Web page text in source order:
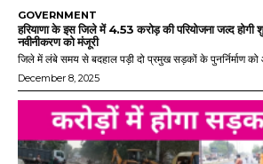
GOVERNMENT
हरियाणा के इस जिले में 4.53 करोड़ की परियोजना जल्द
नवीनीकरण को मंजूरी
जिले में लंबे समय से बदहाल पड़ी दो प्रमुख सड़कों के पुनर्निर्माण को
December 8, 2025